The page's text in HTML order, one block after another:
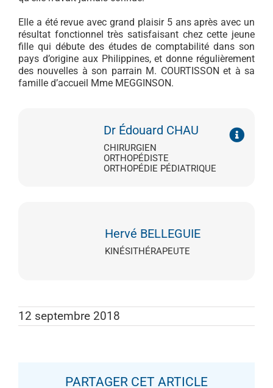
Elle a été revue avec grand plaisir 5 ans après avec un
résultat fonctionnel très satisfaisant chez cette jeune
fille qui débute des études de comptabilité dans son
pays d’origine aux Philippines, et donne régulièrement
des nouvelles à son parrain M. COURTISSON et à sa
famille d’accueil Mme MEGGINSON.
Dr Édouard CHAU
CHIRURGIEN
ORTHOPÉDISTE
ORTHOPÉDIE PÉDIATRIQUE
Hervé BELLEGUIE
KINÉSITHÉRAPEUTE
12 septembre 2018
PARTAGER CET ARTICLE